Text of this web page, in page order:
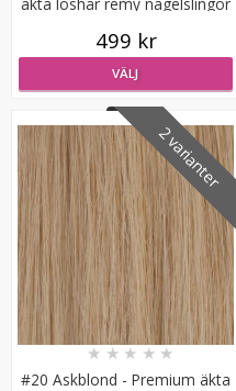
#6 Mellanbrun - Original
499 kr
VÄLJ
2 varianter
#20 Askblond - Premium äkta
★ ★ ★ ★ ★